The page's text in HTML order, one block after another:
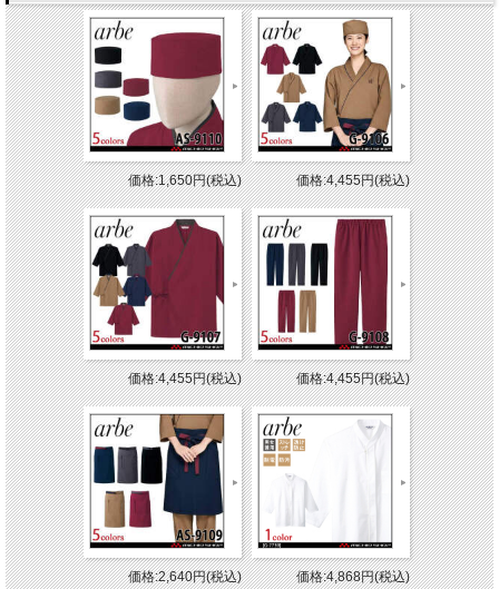
価格:1,650円(税込) 価格:4,455円(税込)
価格:4,455円(税込) 価格:4,455円(税込)
価格:2,640円(税込) 価格:4,868円(税込)